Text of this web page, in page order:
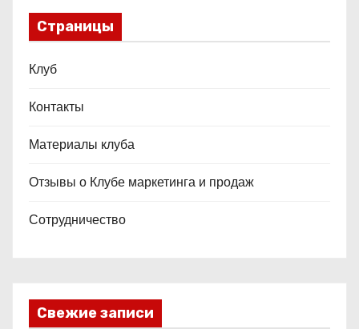
Страницы
Клуб
Контакты
Материалы клуба
Отзывы о Клубе маркетинга и продаж
Сотрудничество
Свежие записи